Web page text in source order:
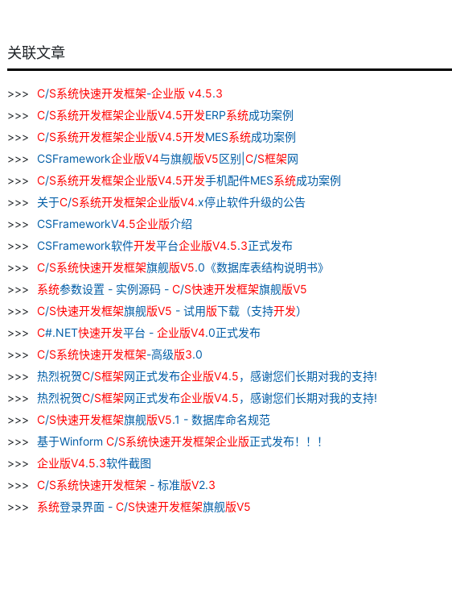
关联文章
C/S系统快速开发框架-企业版 v4.5.3
C/S系统开发框架企业版V4.5开发ERP系统成功案例
C/S系统开发框架企业版V4.5开发MES系统成功案例
CSFramework企业版V4与旗舰版V5区别| C/S框架网
C/S系统开发框架企业版V4.5开发手机配件MES系统成功案例
关于C/S系统开发框架企业版V4.x停止软件升级的公告
CSFrameworkV4.5企业版介绍
CSFramework软件开发平台企业版V4.5.3正式发布
C/S系统快速开发框架旗舰版V5.0《数据库表结构说明书》
系统参数设置 - 实例源码 - C/S快速开发框架旗舰版V5
C/S快速开发框架旗舰版V5 - 试用版下载（支持开发）
C#.NET快速开发平台 - 企业版V4.0正式发布
C/S系统快速开发框架-高级版3.0
热烈祝贺C/S框架网正式发布企业版V4.5，感谢您们长期对我的支持!
热烈祝贺C/S框架网正式发布企业版V4.5，感谢您们长期对我的支持!
C/S快速开发框架旗舰版V5.1 - 数据库命名规范
基于Winform C/S系统快速开发框架企业版正式发布！！！
企业版V4.5.3软件截图
C/S系统快速开发框架 - 标准版V2.3
系统登录界面 - C/S快速开发框架旗舰版V5